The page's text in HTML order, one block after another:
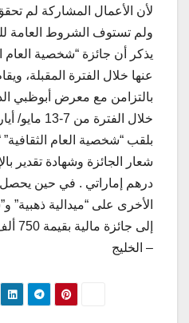
لأن الأعمال المشاركة لم تحقق
ولم تستوف الشروط العامة
يذكر أن جائزة “شخصية العام
عنها خلال الفترة المقبلة،
بالتزامن مع معرض أبوظبي
خلال الفترة
بلقب “شخصية العام الثقافية”
شعار الجائزة وشهادة تقدير
درهم إماراتي . في حين يحصل
الأخرى على “ميدالية ذهبية”
إلى جائزة مالية بقيمة 750 ألف درهم .
– الخليج